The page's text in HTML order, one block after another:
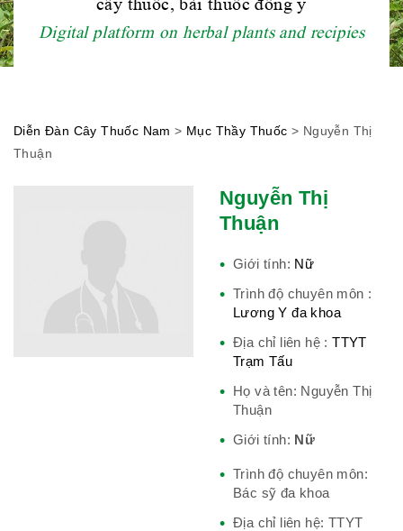
cây thuốc, bài thuốc đông y
Digital platform on herbal plants and recipies
Diễn Đàn Cây Thuốc Nam > Mục Thầy Thuốc > Nguyễn Thị
Thuận
Nguyễn Thị
Thuận
Giới tính: Nữ
Trình độ chuyên môn :
Lương Y đa khoa
Địa chỉ liên hệ :TTYT
Trạm Tấu
Họ và tên: Nguyễn Thị
Thuận
Giới tính: Nữ
Trình độ chuyên môn:
Bác sỹ đa khoa
Địa chỉ liên hệ: TTYT
Phái đoàn Liên minh Châu Âu tại
Hiệp hội bệnh viện tư nhân Việt
Cục quản lý y dược cổ truyền -
Hiệp hội doanh nghiệp dược Việt